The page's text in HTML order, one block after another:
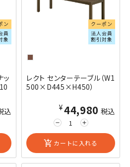
ン
員
象
ッ
込
クーポン
法人会員
割引対象
レクト センターテーブル（W1
500×D445×H450）
remove add
¥44,980 税込
add_shopping_cart カートに入れる